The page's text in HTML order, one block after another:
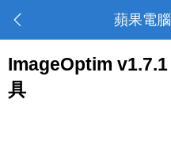
蘋果電
ImageOptim
具